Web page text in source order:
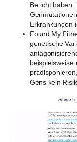
Bericht haben.
Erkrankungen
Found My
genetische
beispielsweise
Gens kein